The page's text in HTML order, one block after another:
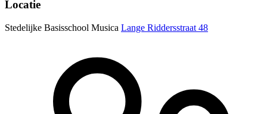
Locatie
Stedelijke Basisschool Musica Lange Riddersstraat 48